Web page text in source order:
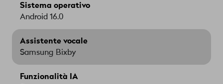
Sistema operativo
Android 16.0
Assistente vocale
Samsung Bixby
Funzionalità IA